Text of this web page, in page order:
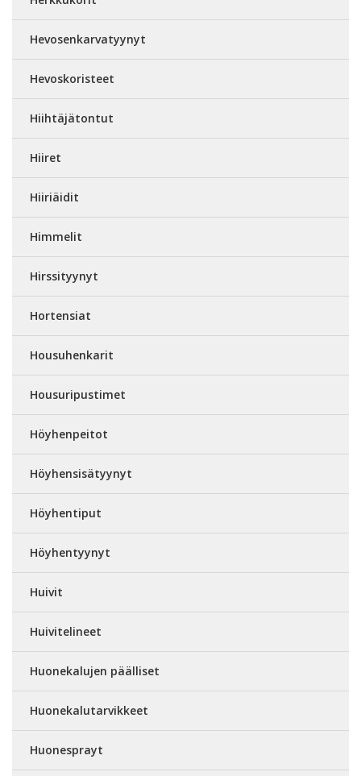
Hevosenkarvatyynyt
Hevoskoristeet
Hiihtäjätontut
Hiiret
Hiiriäidit
Himmelit
Hirssityynyt
Hortensiat
Housuhenkarit
Housuripustimet
Höyhenpeitot
Höyhensisätyynyt
Höyhentiput
Höyhentyynyt
Huivit
Huivitelineet
Huonekalujen päälliset
Huonekalutarvikkeet
Huonesprayt